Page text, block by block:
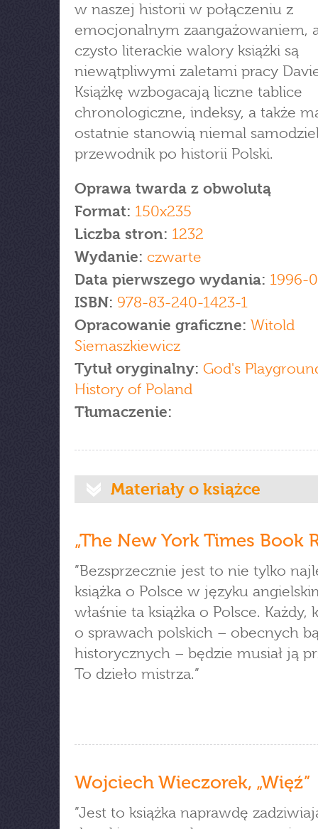
w naszej historii w połączeniu z
emocjonalnym zaangażowaniem,
czysto literackie walory książki są
niewątpliwymi zaletami pracy
Książkę wzbogacają liczne tablice
chronologiczne, indeksy, a także
ostatnie stanowią niemal
przewodnik po historii Polski.
Oprawa twarda z obwolutą
Format: 150x235
Liczba stron: 1232
Wydanie: czwarte
Data pierwszego wydania: 1996-
ISBN: 978-83-240-1423-1
Opracowanie graficzne: Witold
Siemaszkiewicz
Tytuł oryginalny: God's
History of Poland
Tłumaczenie:
Materiały o książce
„The New York Times Book
”Bezsprzecznie jest to nie tylko
książka o Polsce w języku
właśnie ta książka o Polsce. Każdy,
o sprawach polskich – obecnych
historycznych – będzie musiał ją
To dzieło mistrza.”
Wojciech Wieczorek, „Więź”
”Jest to książka naprawdę